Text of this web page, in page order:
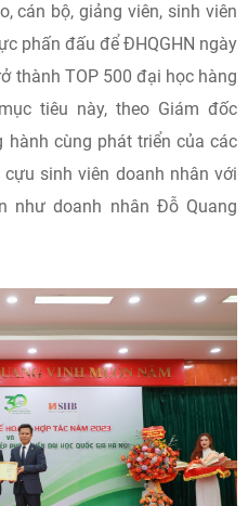
cán bộ, giảng viên, sinh viên
phấn đấu để ĐHQGHN ngày
thành TOP 500 đại học hàng
tiêu này, theo Giám đốc
hành cùng phát triển của các
sinh viên doanh nhân với
như doanh nhân Đỗ Quang